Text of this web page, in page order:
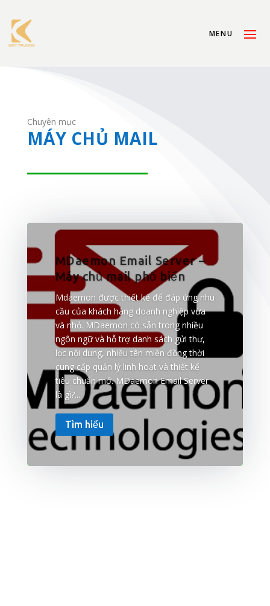
Chuyên mục
MÁY CHỦ MAIL
MDaemon Email Server –
Máy chủ mail phổ biến
Mdaemon được thiết kế để đáp ứng nhu
cầu của khách hàng doanh nghiệp vừa
và nhỏ. MDaemon có sẵn trong nhiều
ngôn ngữ và hỗ trợ danh sách gửi thư,
lọc nội dung, nhiều tên miền đồng thời
cung cấp quản lý linh hoạt và thiết kế
tiêu chuẩn mở. MDaemon Email Server
là gì?...
Tìm hiểu